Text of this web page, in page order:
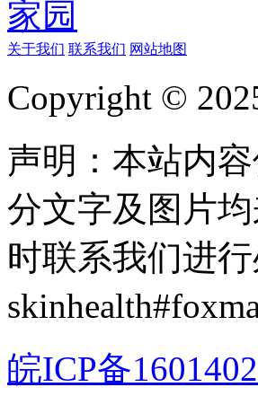
关于我们 联系我们 网站地图
Copyright ©
声明：本站内
分文字及图片
时联系我们进
皖ICP备